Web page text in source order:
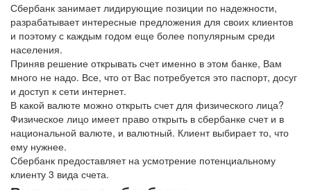
Сбербанк занимает лидирующие позиции по надежности,
разрабатывает интересные предложения для своих клиентов
и поэтому с каждым годом еще более популярным среди
населения.
Приняв решение открывать счет именно в этом банке, Вам
много не надо. Все, что от Вас потребуется это паспорт, досуг
и доступ к сети интернет.
В какой валюте можно открыть счет для физического лица?
Физическое лицо имеет право открыть в сбербанке счет и в
национальной валюте, и валютный. Клиент выбирает то, что
ему нужнее.
Сбербанк предоставляет на усмотрение потенциальному
клиенту 3 вида счета.